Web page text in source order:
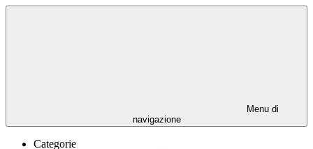
Menu di
navigazione
Categorie